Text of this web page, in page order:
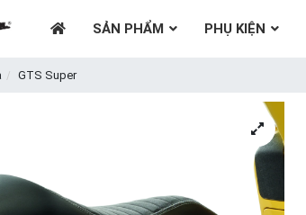
SẢN PHẨM PHỤ KIỆN
GTS Super